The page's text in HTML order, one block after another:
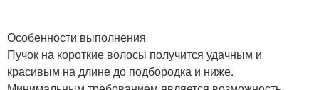
Волос из резинок Пучок на голове
Особенности выполнения
Пучок на короткие волосы получится удачным и
красивым на длине до подбородка и ниже.